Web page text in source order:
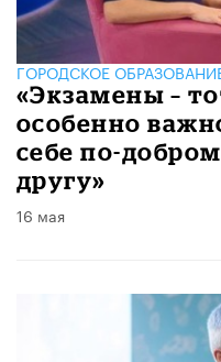
ГОРОДСКОЕ
«Экзамены –
особенно
себе по-
другу»
16 мая